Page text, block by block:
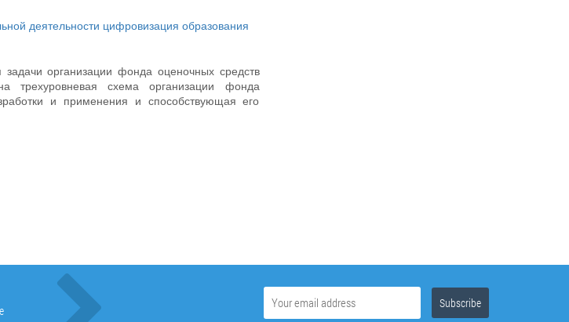
деятельности цифровизация образования
организации фонда оценочных средств
трехуровневая схема организации фонда
и применения и способствующая его